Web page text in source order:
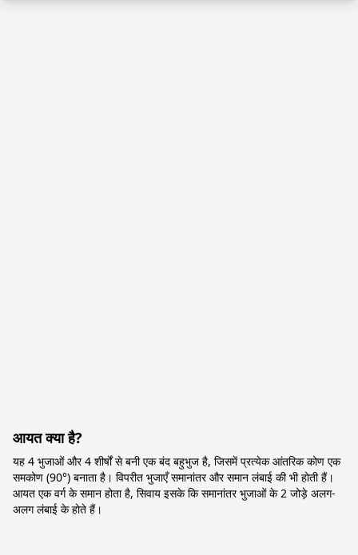
आयत क्या है?
यह 4 भुजाओं और 4 शीर्षों से बनी एक बंद बहुभुज है, जिसमें प्रत्येक आंतरिक कोण एक
समकोण (90°) बनाता है। विपरीत भुजाएँ समानांतर और समान लंबाई की भी होती हैं।
आयत एक वर्ग के समान होता है, सिवाय इसके कि समानांतर भुजाओं के 2 जोड़े अलग-
अलग लंबाई के होते हैं।